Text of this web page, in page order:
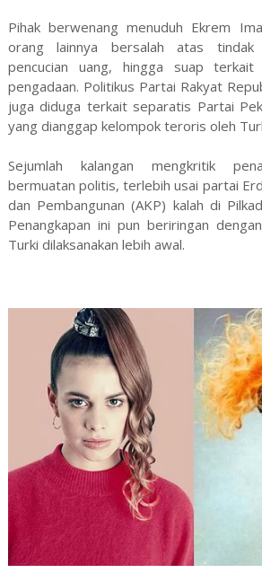
Pihak berwenang menuduh Ekrem
orang lainnya bersalah atas tindak
pencucian uang, hingga suap
pengadaan. Politikus Partai Rakyat
juga diduga terkait separatis Partai
yang dianggap kelompok teroris oleh
Sejumlah kalangan mengkritik
bermuatan politis, terlebih usai partai
dan Pembangunan (AKP) kalah di
Penangkapan ini pun beriringan
Turki dilaksanakan lebih awal.